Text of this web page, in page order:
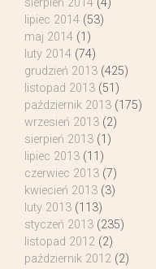
sierpień 2014 (4)
lipiec 2014 (53)
maj 2014 (1)
luty 2014 (74)
grudzień 2013 (425)
listopad 2013 (51)
październik 2013 (175)
wrzesień 2013 (2)
sierpień 2013 (1)
lipiec 2013 (11)
czerwiec 2013 (7)
kwiecień 2013 (3)
luty 2013 (113)
styczeń 2013 (235)
listopad 2012 (2)
październik 2012 (2)